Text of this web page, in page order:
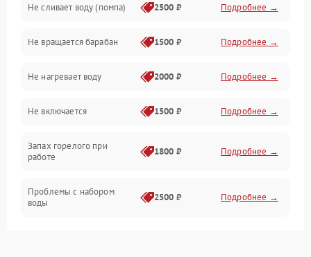
Водоснабжение
Слив
Программное обеспечение
Не сливает воду (помпа) 2500 ₽ Подробнее →
Не вращается барабан 1500 ₽ Подробнее →
Не нагревает воду 2000 ₽ Подробнее →
Не включается 1500 ₽ Подробнее →
Запах горелого при
работе
1800 ₽ Подробнее →
Проблемы с набором
воды
2500 ₽ Подробнее →